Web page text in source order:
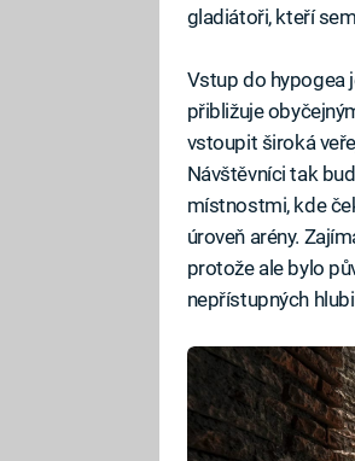
gladiátoři, kteří
Vstup do hypogea
přibližuje
vstoupit široká
Návštěvníci tak
místnostmi, kde
úroveň arény.
protože ale bylo
nepřístupných